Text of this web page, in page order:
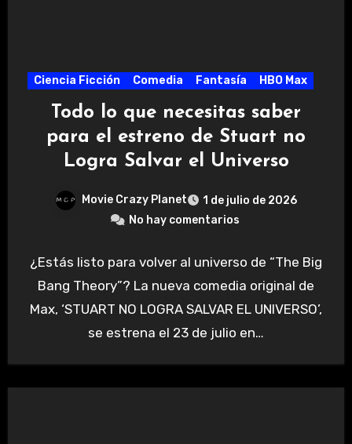
Ciencia Ficción Comedia Fantasía HBO Max
Todo lo que necesitas saber
para el estreno de Stuart no
Logra Salvar el Universo
Movie Crazy Planet
1 de julio de 2026
No hay comentarios
¿Estás listo para volver al universo de “The Big
Bang Theory”? La nueva comedia original de
Max, ‘STUART NO LOGRA SALVAR EL UNIVERSO’,
se estrena el 23 de julio en…